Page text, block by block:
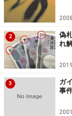
2
偽
れ
3
ガ
事